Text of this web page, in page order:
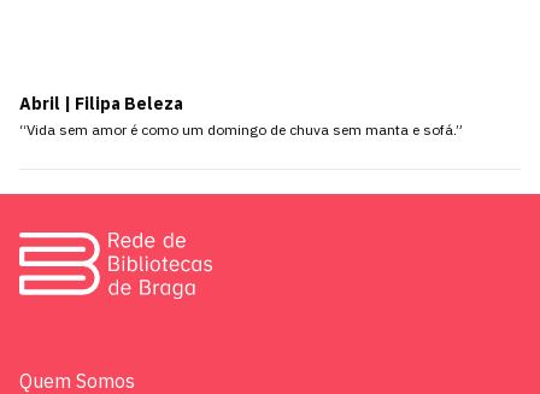
Abril | Filipa Beleza
“Vida sem amor é como um domingo de chuva sem manta e sofá.”
Quem Somos